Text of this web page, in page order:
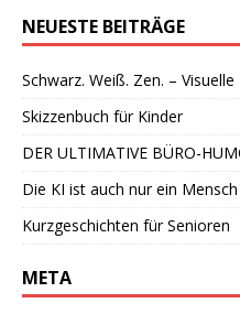
NEUESTE BEITRÄGE
Schwarz. Weiß. Zen. –
Skizzenbuch für Kinder
DER ULTIMATIVE BÜRO-
Die KI ist auch nur ein Mensch
Kurzgeschichten für Senioren
META